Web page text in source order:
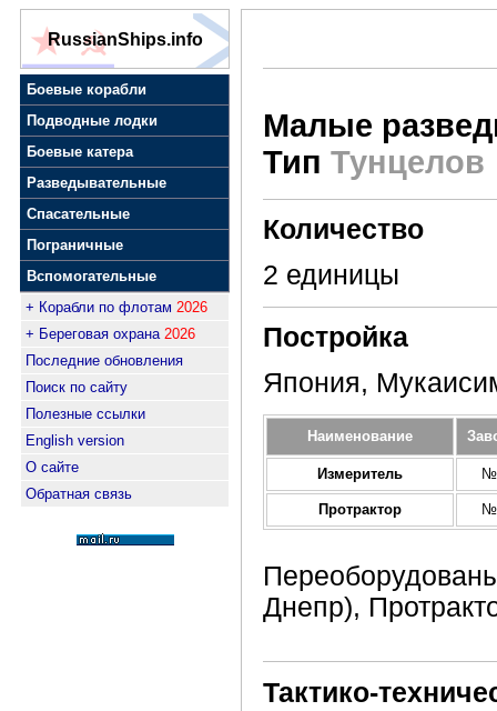
RussianShips.info
Боевые корабли
Подводные лодки
Боевые катера
Разведывательные
Спасательные
Пограничные
Вспомогательные
+ Корабли по флотам 2026
+ Береговая охрана 2026
Последние обновления
Поиск по сайту
Полезные ссылки
English version
О сайте
Обратная связь
Малые
Тип Тунцелов
Количество
2 единицы
Постройка
Япония,
Наименование
Измеритель
Протрактор
Днепр),
Тактико-